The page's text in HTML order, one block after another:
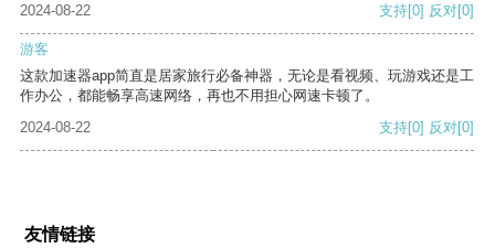
2024-08-22 支持[0] 反对[0]
游客
这款加速器app简直是居家旅行必备神器，无论是看视频、玩游戏还是工
作办公，都能畅享高速网络，再也不用担心网速卡顿了。
2024-08-22
支持[0] 反对[0]
友情链接